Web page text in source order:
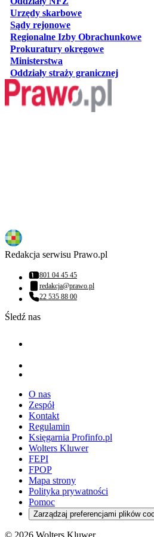
Urzędy skarboweotwiera się w
Sądy rejonoweotwiera się w nowej
Regionalne Izby Obrachunkowe
Prokuratury okręgoweotwiera się
Ministerstwa
Oddziały straży granicznejotwiera
Redakcja serwisu Prawo.pl
Numer telefonu:
801 04 45 45
Adres email:
redakcja@prawo.pl
Numer telefonu:
22 535 88 00
Śledź nas
O nas
Zespół
Kontakt
Regulamin
Księgarnia Profinfo.pl
Wolters Kluwer
FEPI
FPOP
Mapa strony
Polityka prywatności
Pomoc
Zarządzaj preferencjami plików